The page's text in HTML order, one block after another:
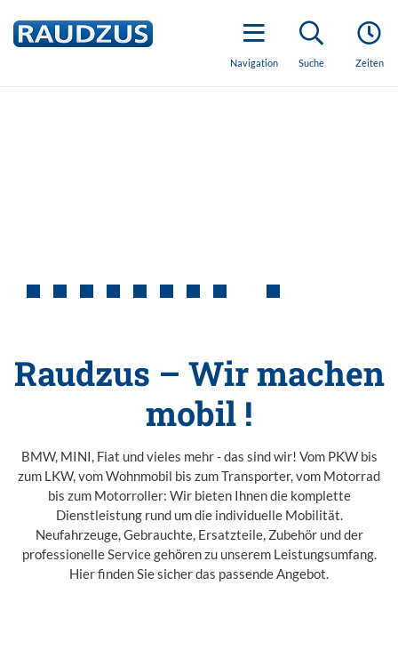
Zeiten
Suche
Navigation
Raudzus – Wir machen
mobil !
BMW, MINI, Fiat und vieles mehr - das sind wir! Vom PKW bis
zum LKW, vom Wohnmobil bis zum Transporter, vom Motorrad
bis zum Motorroller: Wir bieten Ihnen die komplette
Dienstleistung rund um die individuelle Mobilität.
Neufahrzeuge, Gebrauchte, Ersatzteile, Zubehör und der
professionelle Service gehören zu unserem Leistungsumfang.
Hier finden Sie sicher das passende Angebot.